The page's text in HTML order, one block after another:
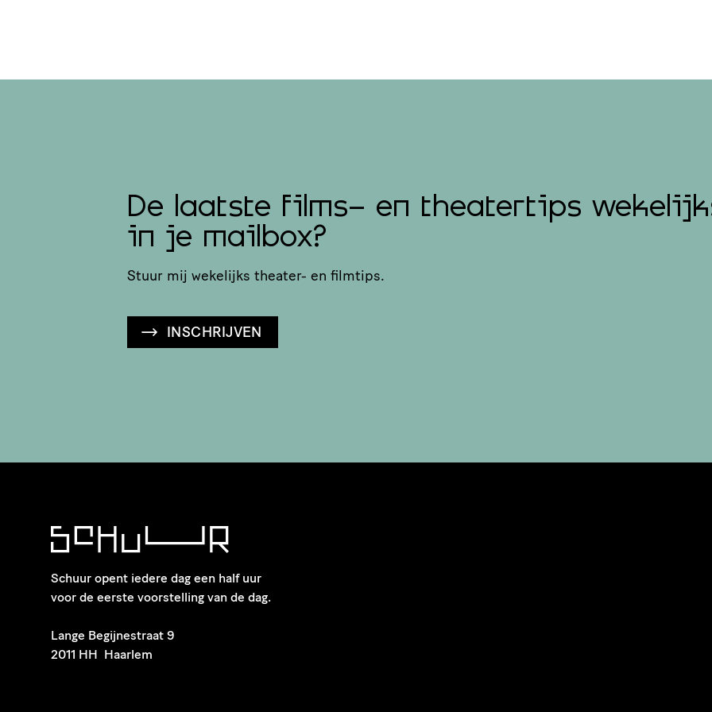
De laatste films- en theatertips
in je mailbox?
Stuur mij wekelijks theater- en filmtips.
INSCHRIJVEN
Schuur opent iedere dag een half uur
voor de eerste voorstelling van de dag.
​Lange Begijnestraat 9
2011 HH Haarlem